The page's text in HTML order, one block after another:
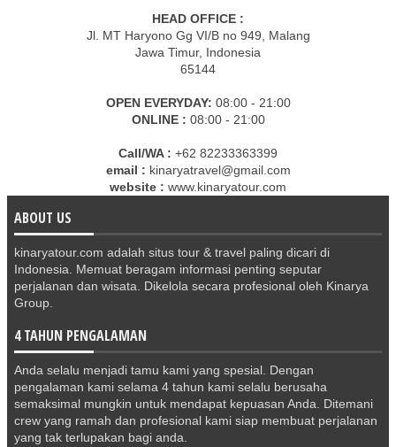
HEAD OFFICE :
Jl. MT Haryono Gg VI/B no 949, Malang
Jawa Timur, Indonesia
65144
OPEN EVERYDAY: 08:00 - 21:00
ONLINE : 08:00 - 21:00
Call/WA : +62 82233363399
email : kinaryatravel@gmail.com
website : www.kinaryatour.com
ABOUT US
kinaryatour.com adalah situs tour & travel paling dicari di
Indonesia. Memuat beragam informasi penting seputar
perjalanan dan wisata. Dikelola secara profesional oleh Kinarya
Group.
4 TAHUN PENGALAMAN
Anda selalu menjadi tamu kami yang spesial. Dengan
pengalaman kami selama 4 tahun kami selalu berusaha
semaksimal mungkin untuk mendapat kepuasan Anda. Ditemani
crew yang ramah dan profesional kami siap membuat perjalanan
yang tak terlupakan bagi anda.